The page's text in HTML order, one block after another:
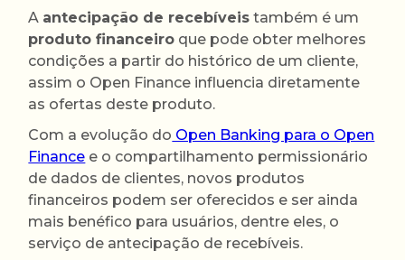
A antecipação de recebíveis também é um
produto financeiro que pode obter melhores
condições a partir do histórico de um cliente,
assim o Open Finance influencia diretamente
as ofertas deste produto.
Com a evolução do Open Banking para o Open
Finance e o compartilhamento permissionário
de dados de clientes, novos produtos
financeiros podem ser oferecidos e ser ainda
mais benéfico para usuários, dentre eles, o
serviço de antecipação de recebíveis.